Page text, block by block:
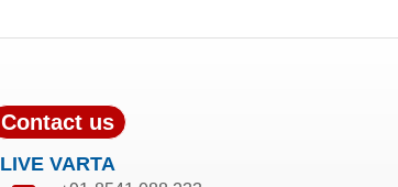
Contact us
LIVE VARTA